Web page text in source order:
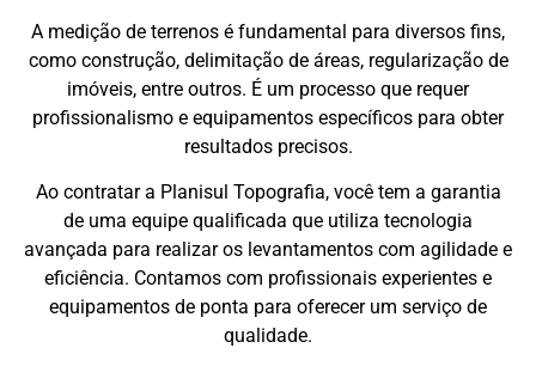
A medição de terrenos é fundamental para diversos fins,
como construção, delimitação de áreas, regularização de
imóveis, entre outros. É um processo que requer
profissionalismo e equipamentos específicos para obter
resultados precisos.
Ao contratar a Planisul Topografia, você tem a garantia
de uma equipe qualificada que utiliza tecnologia
avançada para realizar os levantamentos com agilidade e
eficiência. Contamos com profissionais experientes e
equipamentos de ponta para oferecer um serviço de
qualidade.